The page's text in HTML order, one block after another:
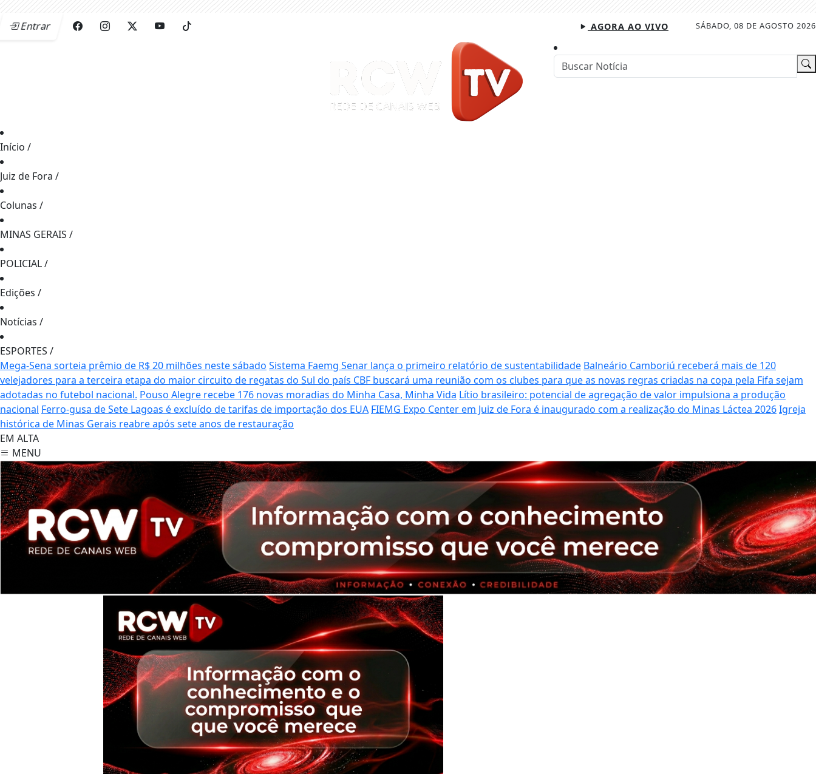
Entrar SÁBADO, 08 DE AGOSTO 2026
AGORA AO VIVO
Início /
Juiz de Fora /
Colunas /
MINAS GERAIS /
POLICIAL/
Edições /
Notícias /
ESPORTES /
Mega-Sena sorteia prêmio de R$ 20 milhões neste sábado Sistema Faemg Senar lança o primeiro relatório de sustentabilidade Balneário Camboriú receberá mais de 120
velejadores para a terceira etapa do maior circuito de regatas do Sul do país CBF buscará uma reunião com os clubes para que as novas regras criadas na copa pela Fifa sejam
adotadas no futebol nacional. Pouso Alegre recebe 176 novas moradias do Minha Casa, Minha Vida Lítio brasileiro: potencial de agregação de valor impulsiona a produção
nacional Ferro-gusa de Sete Lagoas é excluído de tarifas de importação dos EUA FIEMG Expo Center em Juiz de Fora é inaugurado com a realização do Minas Láctea 2026Igreja
histórica de Minas Gerais reabre após sete anos de restauração
EM ALTA
MENU